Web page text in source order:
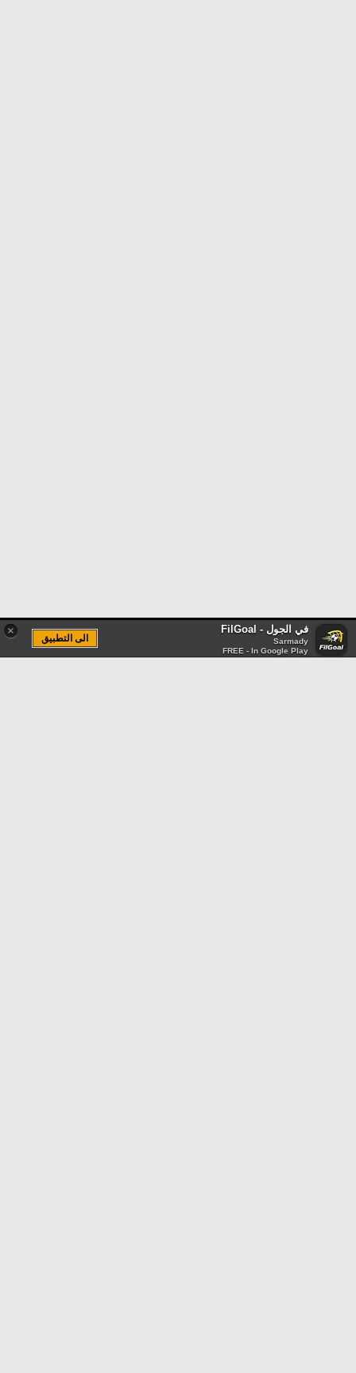
× في الجول - FilGoal
Sarmady
FREE - In Google Play
الى التطبيق